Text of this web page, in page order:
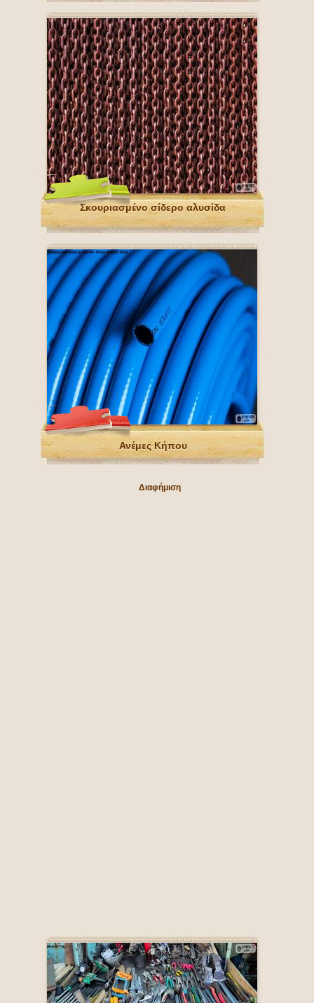
Σκουριασμένο σίδερο αλυσίδα
Ανέμες Κήπου
Διαφήμιση